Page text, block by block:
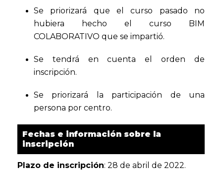
Se priorizará que el curso pasado no
hubiera hecho el curso BIM
COLABORATIVO que se impartió.
Se tendrá en cuenta el orden de
inscripción.
Se priorizará la participación de una
persona por centro.
Fechas e información sobre la
inscripción
Plazo de inscripción: 28 de abril de 2022.